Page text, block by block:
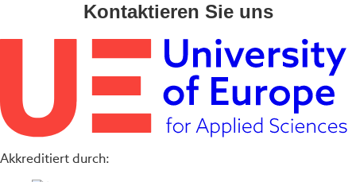
Kontaktieren Sie uns
Akkreditiert durch: